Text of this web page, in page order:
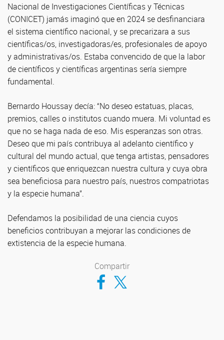
Nacional de Investigaciones Científicas y Técnicas
(CONICET) jamás imaginó que en 2024 se desfinanciara
el sistema científico nacional, y se precarizara a sus
científicas/os, investigadoras/es, profesionales de apoyo
y administrativas/os. Estaba convencido de que la labor
de científicos y científicas argentinas sería siempre
fundamental.
Bernardo Houssay decía: “No deseo estatuas, placas,
premios, calles o institutos cuando muera. Mi voluntad es
que no se haga nada de eso. Mis esperanzas son otras.
Deseo que mi país contribuya al adelanto científico y
cultural del mundo actual, que tenga artistas, pensadores
y científicos que enriquezcan nuestra cultura y cuya obra
sea beneficiosa para nuestro país, nuestros compatriotas
y la especie humana”.
Defendamos la posibilidad de una ciencia cuyos
beneficios contribuyan a mejorar las condiciones de
extistencia de la especie humana.
Compartir
Compartir en Facebook
Compartir en Twitter